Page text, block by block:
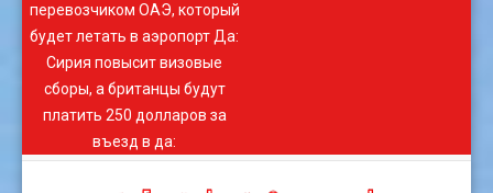
перевозчиком ОАЭ, который
будет летать в аэропорт Да:
Сирия повысит визовые
сборы, а британцы будут
платить 250 долларов за
въезд в да: